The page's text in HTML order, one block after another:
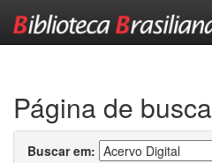
Página de busca
Buscar em: